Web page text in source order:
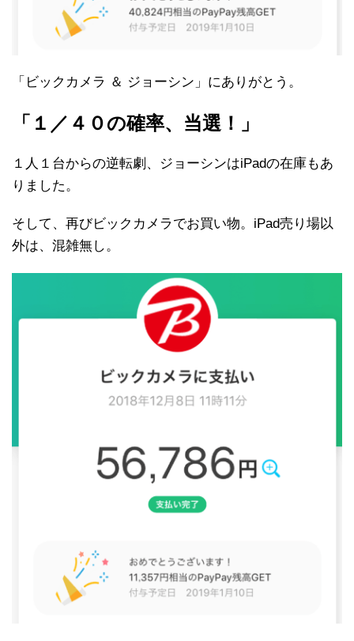
「ビックカメラ ＆ ジョーシン」にありがとう。
「１／４０の確率、当選！」
１人１台からの逆転劇、ジョーシンはiPadの在庫もあ
りました。
そして、再びビックカメラでお買い物。iPad売り場以
外は、混雑無し。